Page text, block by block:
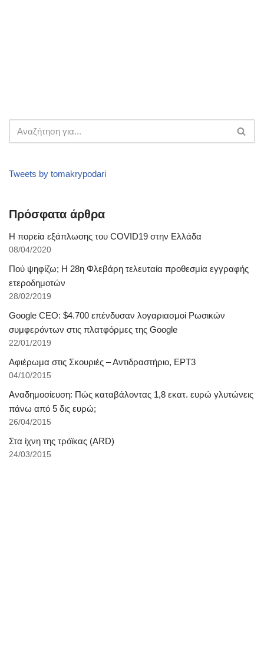
Tweets by tomakrypodari
Πρόσφατα άρθρα
Η πορεία εξάπλωσης του COVID19 στην Ελλάδα
08/04/2020
Πού ψηφίζω; Η 28η Φλεβάρη τελευταία προθεσμία εγγραφής
ετεροδημοτών
28/02/2019
Google CEO: $4.700 επένδυσαν λογαριασμοί Ρωσικών
συμφερόντων στις πλατφόρμες της Google
22/01/2019
Αφιέρωμα στις Σκουριές – Αντιδραστήριο, ΕΡΤ3
04/10/2015
Αναδημοσίευση: Πώς καταβάλοντας 1,8 εκατ. ευρώ γλυτώνεις
πάνω από 5 δις ευρώ;
26/04/2015
Στα ίχνη της τρόϊκας (ARD)
24/03/2015